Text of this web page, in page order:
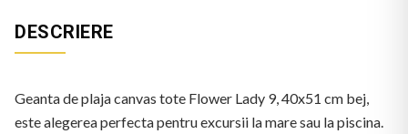
DESCRIERE
Geanta de plaja canvas tote Flower Lady 9, 40x51 cm bej,
este alegerea perfecta pentru excursii la mare sau la piscina.